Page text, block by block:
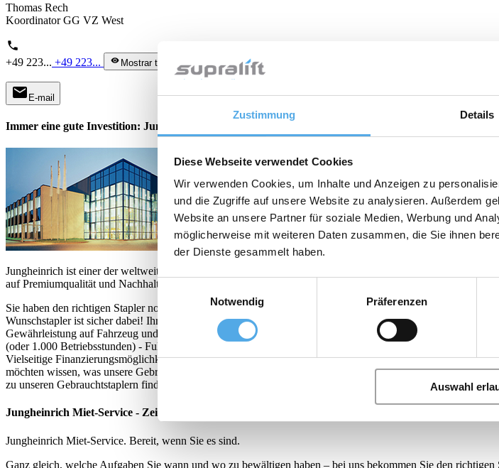
Zustimmung Details
Diese Webseite verwendet Cookies
Wir verwenden Cookies, um Inhalte und Anzeigen zu
und die Zugriffe auf unsere Website zu analysieren. Außerdem
Website an unsere Partner für soziale Medien, Werbung und
möglicherweise mit weiteren Daten zusammen, die Sie ihnen
der Dienste gesammelt haben.
Einwilligungsauswahl
Notwendig
Präferenzen
Auswahl
Thomas Rech
Koordinator GG VZ West
phone
+49 223... +49 223... visibility Mostrar teléfono
mail E-mail
Immer eine gute Investition: Jungheinrich JUNGSTARS.
Jungheinrich ist einer der weltweit größten Anbieter von Lagertechnik und Intralogistiklösungen. Auch bei
auf Premiumqualität und Nachhaltigkeit.
Sie haben den richtigen Stapler noch nicht gefunden? Kein Problem: Eine riesige Auswahl von mehr als
Wunschstapler ist sicher dabei! Ihre Vorteile auf einen Blick: - So gut wie neu, aber zu geringeren Kosten -
Gewährleistung auf Fahrzeug und Batterie‬‬ - Verlängerung der Gewährleistung auf 18 Monate möglich -
(oder 1.000 Betriebsstunden)‬ - Full-Service-Vertrag‬ möglich - Mobilitätsgarantie innerhalb eines Full-
Vielseitige Finanzierungsmöglichkeiten - Prompte Hilfe durch dichtes Servicenetz - Neue
möchten wissen, was unsere Gebrauchten so einzigartig macht? Schauen Sie selbst: {link}https://
zu unseren Gebrauchtstaplern finden Sie hier: {link}www.jungheinrich.de/jungstars Mehr hier{link}
Jungheinrich Miet-Service - Zeit. Ort. Stapler. Alles passt!
Jungheinrich Miet-Service. Bereit, wenn Sie es sind.
Ganz gleich, welche Aufgaben Sie wann und wo zu bewältigen haben – bei uns bekommen Sie den